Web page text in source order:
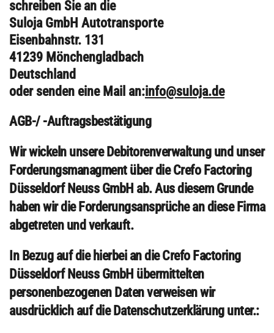
schreiben Sie an die
Suloja GmbH Autotransporte
Eisenbahnstr. 131
41239 Mönchengladbach
Deutschland
oder senden eine Mail an:info@suloja.de
AGB-/ -Auftragsbestätigung
Wir wickeln unsere Debitorenverwaltung und unser
Forderungsmanagment über die Crefo Factoring
Düsseldorf Neuss GmbH ab. Aus diesem Grunde
haben wir die Forderungsansprüche an diese Firma
abgetreten und verkauft.
In Bezug auf die hierbei an die Crefo Factoring
Düsseldorf Neuss GmbH übermittelten
personenbezogenen Daten verweisen wir
ausdrücklich auf die Datenschutzerklärung unter.: